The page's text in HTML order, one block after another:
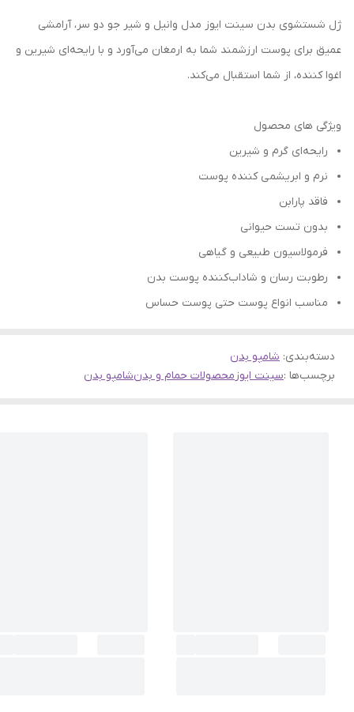
ژل شستشوی بدن سینت ایوز مدل وانیل و شیر جو دو سر، آرامشی
عمیق برای پوست ارزشمند شما به ارمغان می‌آورد و با رایحه‌ای شیرین و
اغوا کننده، از شما استقبال می‌کند.
ویژگی های محصول
رایحه‌ای گرم و شیرین
نرم و ابريشمى کننده پوست
فاقد پارابن
بدون تست حیوانی
فرمولاسیون طبیعی و گیاهی
رطوبت رسان و شاداب‌کننده پوست بدن
مناسب انواع پوست حتی پوست حساس
دسته‌بندی: شامپو بدن
برچسب‌ها :سینت ایوزمحصولات حمام و بدنشامپو بدن